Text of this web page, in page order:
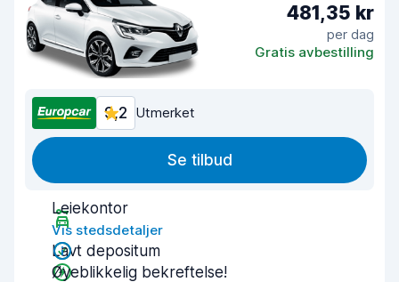
481,35 kr
per dag
Gratis avbestilling
9,2 Utmerket
Se tilbud
Leiekontor
Vis stedsdetaljer
Lavt depositum
Øyeblikkelig bekreftelse!